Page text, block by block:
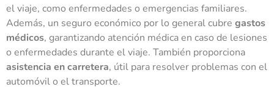
el viaje, como enfermedades o emergencias familiares.
Además, un seguro económico por lo general cubre gastos
médicos, garantizando atención médica en caso de lesiones
o enfermedades durante el viaje. También proporciona
asistencia en carretera, útil para resolver problemas con el
automóvil o el transporte.